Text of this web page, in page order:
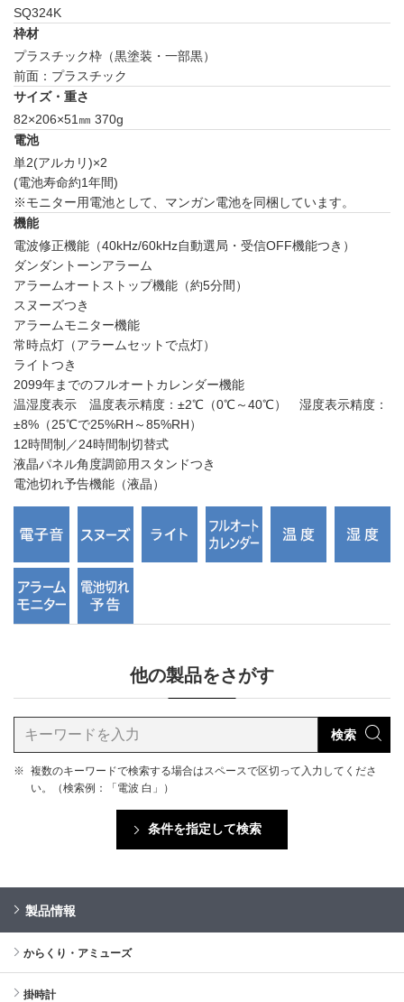
SQ324K
枠材
プラスチック枠（黒塗装・一部黒）
前面：プラスチック
サイズ・重さ
82×206×51㎜ 370g
電池
単2(アルカリ)×2
(電池寿命約1年間)
※モニター用電池として、マンガン電池を同梱しています。
機能
電波修正機能（40kHz/60kHz自動選局・受信OFF機能つき）
ダンダントーンアラーム
アラームオートストップ機能（約5分間）
スヌーズつき
アラームモニター機能
常時点灯（アラームセットで点灯）
ライトつき
2099年までのフルオートカレンダー機能
温湿度表示 温度表示精度：±2℃（0℃～40℃） 湿度表示精度：
±8%（25℃で25%RH～85%RH）
12時間制／24時間制切替式
液晶パネル角度調節用スタンドつき
電池切れ予告機能（液晶）
他の製品をさがす
検索
※ 複数のキーワードで検索する場合はスペースで区切って入力してくださ
い。（検索例：「電波 白」）
条件を指定して検索
製品情報
からくり・アミューズ
掛時計